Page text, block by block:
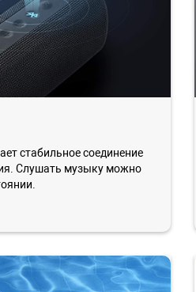
стабильное соединение
Слушать музыку можно